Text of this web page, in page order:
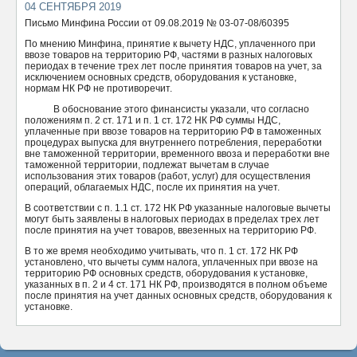
04 СЕНТЯБРЯ 2019
Письмо Минфина России от 09.08.2019 № 03-07-08/60395
По мнению Минфина, принятие к вычету НДС, уплаченного при
ввозе товаров на территорию РФ, частями в разных налоговых
периодах в течение трех лет после принятия товаров на учет, за
исключением основных средств, оборудования к установке,
нормам НК РФ не противоречит.
В обоснование этого финансисты указали, что согласно
положениям п. 2 ст. 171 и п. 1 ст. 172 НК РФ суммы НДС,
уплаченные при ввозе товаров на территорию РФ в таможенных
процедурах выпуска для внутреннего потребления, переработки
вне таможенной территории, временного ввоза и переработки вне
таможенной территории, подлежат вычетам в случае
использования этих товаров (работ, услуг) для осуществления
операций, облагаемых НДС, после их принятия на учет.
В соответствии с п. 1.1 ст. 172 НК РФ указанные налоговые вычеты
могут быть заявлены в налоговых периодах в пределах трех лет
после принятия на учет товаров, ввезенных на территорию РФ.
В то же время необходимо учитывать, что п. 1 ст. 172 НК РФ
установлено, что вычеты сумм налога, уплаченных при ввозе на
территорию РФ основных средств, оборудования к установке,
указанных в п. 2 и 4 ст. 171 НК РФ, производятся в полном объеме
после принятия на учет данных основных средств, оборудования к
установке.
ОТПРАВИТЬ